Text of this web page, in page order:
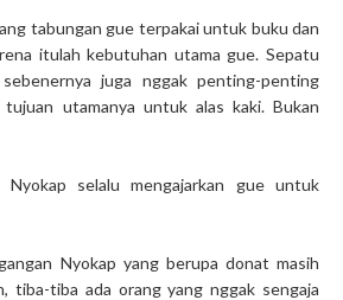
tabungan gue terpakai untuk buku dan
itulah kebutuhan utama gue. Sepatu
juga nggak penting-penting
utamanya untuk alas kaki. Bukan
Nyokap selalu mengajarkan gue untuk
Nyokap yang berupa donat masih
tiba-tiba ada orang yang nggak sengaja